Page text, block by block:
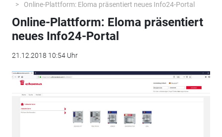
Online-Plattform: Eloma präsentiert neues Info24-Portal
Online-Plattform: Eloma präsentiert
neues Info24-Portal
21.12.2018 10:54 Uhr